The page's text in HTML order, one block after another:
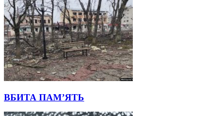
ВБИТА ПАМ’ЯТЬ